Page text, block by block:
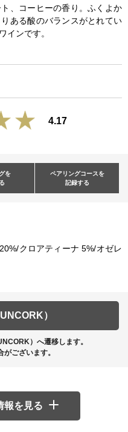
、コーヒーの香り。ふくよか
ある酸のバランスがとれてい
インです。
4.17
を
ペアリングコースを
記録する
クロアティーナ 5%/オゼレ
）
）へ遷移します。
ございます。
報を見る